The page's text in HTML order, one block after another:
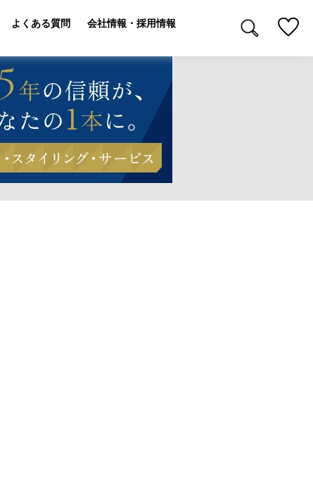
よくある質問 会社情報・採用情報